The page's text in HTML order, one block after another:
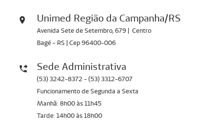
Unimed Região da Campanha/RS
Avenida Sete de Setembro, 679 | Centro
Bagé - RS | Cep 96400-006
Sede Administrativa
(53) 3242-8372 - (53) 3312-6707
Funcionamento de Segunda a Sexta
Manhã: 8h00 às 11h45
Tarde: 14h00 às 18h00